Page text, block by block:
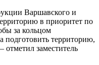
Варшавского и
в приоритет по
за кольцом
подготовить территорию,
отметил заместитель